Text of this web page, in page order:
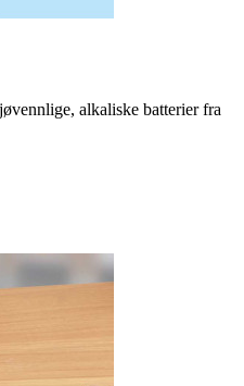
alkaliske batterier fra